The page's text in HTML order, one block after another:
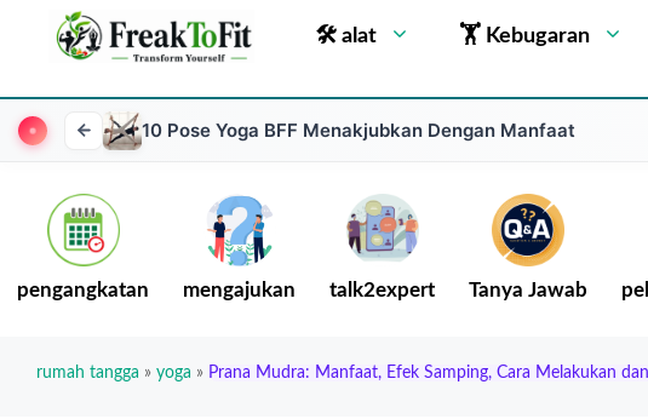
🛠 alat 🏋 Kebugaran
10 Pose Yoga BFF Menakjubkan Dengan Manfaat
pengangkatan mengajukan talk2expert Tanya Jawab
rumah tangga » yoga » Prana Mudra: Manfaat, Efek Samping, Cara Melakukan